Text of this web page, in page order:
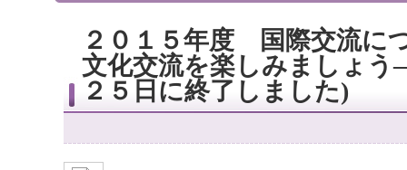
２０１５年度 国際交流に
文化交流を楽しみましょ
２５日に終了しました)